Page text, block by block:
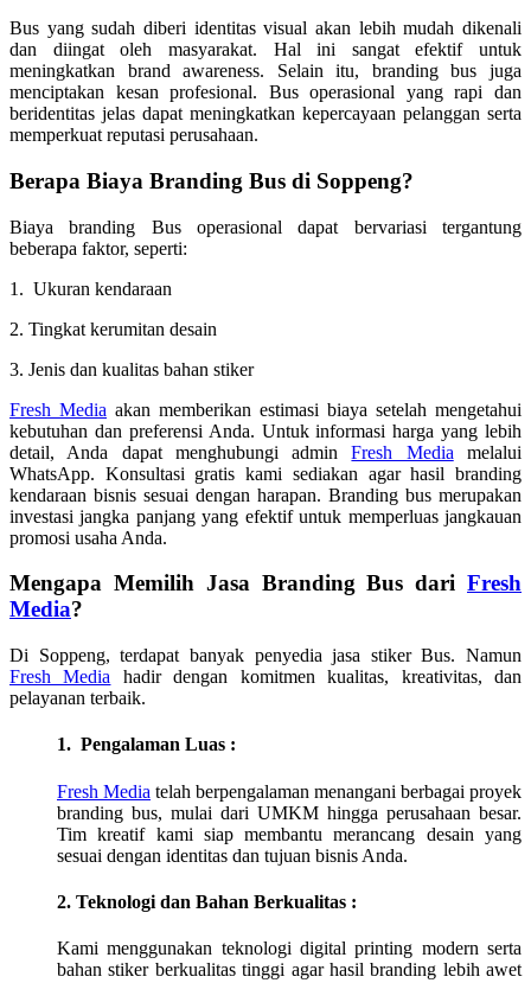
Bus yang sudah diberi identitas visual akan lebih mudah dikenali
dan diingat oleh masyarakat. Hal ini sangat efektif untuk
meningkatkan brand awareness. Selain itu, branding bus juga
menciptakan kesan profesional. Bus operasional yang rapi dan
beridentitas jelas dapat meningkatkan kepercayaan pelanggan serta
memperkuat reputasi perusahaan.
Berapa Biaya Branding Bus di Soppeng?
Biaya branding Bus operasional dapat bervariasi tergantung
beberapa faktor, seperti:
1. Ukuran kendaraan
2. Tingkat kerumitan desain
3. Jenis dan kualitas bahan stiker
Fresh Media akan memberikan estimasi biaya setelah mengetahui
kebutuhan dan preferensi Anda. Untuk informasi harga yang lebih
detail, Anda dapat menghubungi adminFresh Media melalui
WhatsApp. Konsultasi gratis kami sediakan agar hasil branding
kendaraan bisnis sesuai dengan harapan. Branding bus merupakan
investasi jangka panjang yang efektif untuk memperluas jangkauan
promosi usaha Anda.
Mengapa Memilih Jasa Branding Bus dari Fresh
Media?
Di Soppeng, terdapat banyak penyedia jasa stiker Bus. Namun
Fresh Media hadir dengan komitmen kualitas, kreativitas, dan
pelayanan terbaik.
1. Pengalaman Luas :
Fresh Media telah berpengalaman menangani berbagai proyek
branding bus, mulai dari UMKM hingga perusahaan besar.
Tim kreatif kami siap membantu merancang desain yang
sesuai dengan identitas dan tujuan bisnis Anda.
2. Teknologi dan Bahan Berkualitas :
Kami menggunakan teknologi digital printing modern serta
bahan stiker berkualitas tinggi agar hasil branding lebih awet